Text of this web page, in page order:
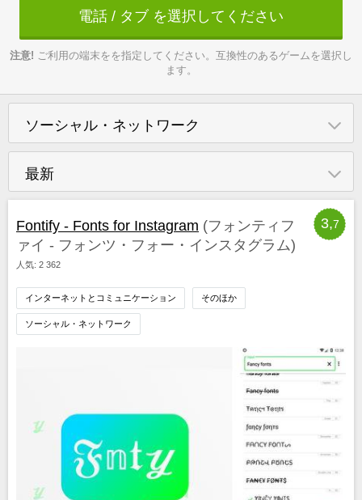
電話 / タブ を選択してください
注意! ご利用の端末をを指定してください。互換性のあるゲームを選択し
ます。
ソーシャル・ネットワーク
最新
3,7
Fontify - Fonts for Instagram (フォンティフ
ァイ - フォンツ・フォー・インスタグラム)
人気: 2 362
インターネットとコミュニケーション そのほか
ソーシャル・ネットワーク